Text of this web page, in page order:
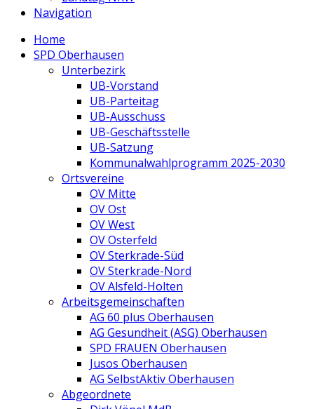
Navigation
Home
SPD Oberhausen
Unterbezirk
UB-Vorstand
UB-Parteitag
UB-Ausschuss
UB-Geschäftsstelle
UB-Satzung
Kommunalwahlprogramm 2025-2030
Ortsvereine
OV Mitte
OV Ost
OV West
OV Osterfeld
OV Sterkrade-Süd
OV Sterkrade-Nord
OV Alsfeld-Holten
Arbeitsgemeinschaften
AG 60 plus Oberhausen
AG Gesundheit (ASG) Oberhausen
SPD FRAUEN Oberhausen
Jusos Oberhausen
AG SelbstAktiv Oberhausen
Abgeordnete